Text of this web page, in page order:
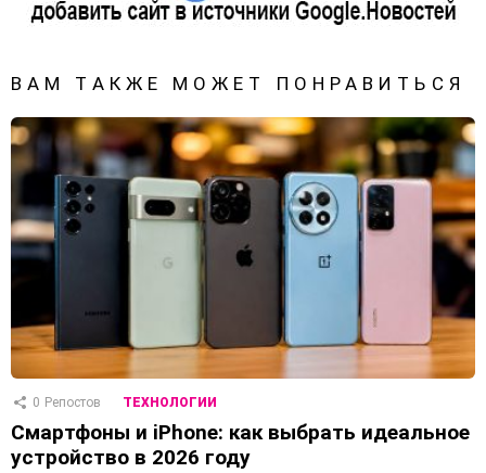
ВАМ ТАКЖЕ МОЖЕТ ПОНРАВИТЬСЯ
0 Репостов ТЕХНОЛОГИИ
Смартфоны и iPhone: как выбрать идеальное
устройство в 2026 году